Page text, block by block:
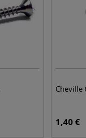
Cheville
1,40 €